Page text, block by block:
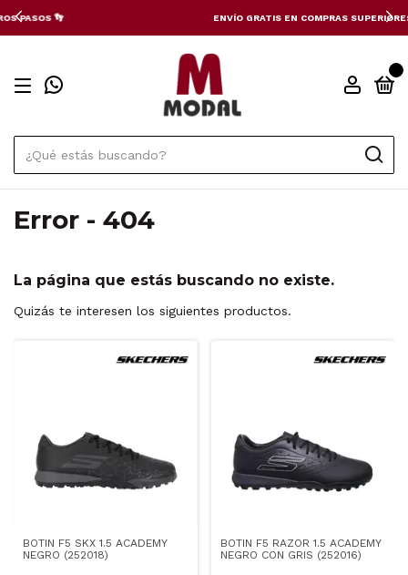
ENVÍO GRATIS EN COMPRAS SUPERIORES A $169.900
Error - 404
La página que estás buscando no existe.
Quizás te interesen los siguientes productos.
BOTIN F5 SKX 1.5 ACADEMY
NEGRO (252018)
BOTIN F5 RAZOR 1.5 ACADEMY
NEGRO CON GRIS (252016)